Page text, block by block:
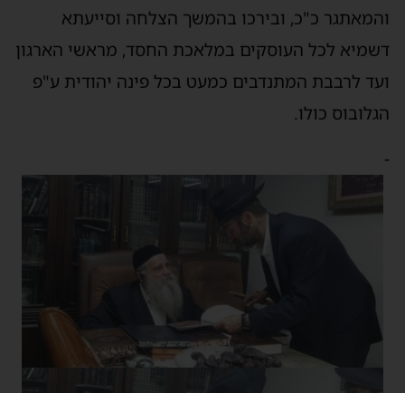
והמאתגר כ"כ, ובירכו בהמשך הצלחה וסייעתא
דשמיא לכל העוסקים במלאכת החסד, מראשי הארגון
ועד לרבבת המתנדבים כמעט בכל פינה יהודית ע"פ
הגלובוס כולו.
-